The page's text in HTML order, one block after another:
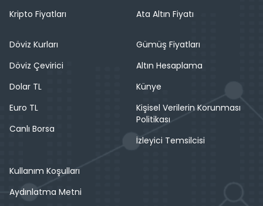
Kripto Fiyatları
Ata Altın Fiyatı
Döviz Kurları
Döviz Çevirici
Dolar TL
Euro TL
Canlı Borsa
Gümüş Fiyatları
Altın Hesaplama
Künye
Kişisel Verilerin Korunması
Politikası
İzleyici Temsilcisi
Kullanım Koşulları
Aydınlatma Metni